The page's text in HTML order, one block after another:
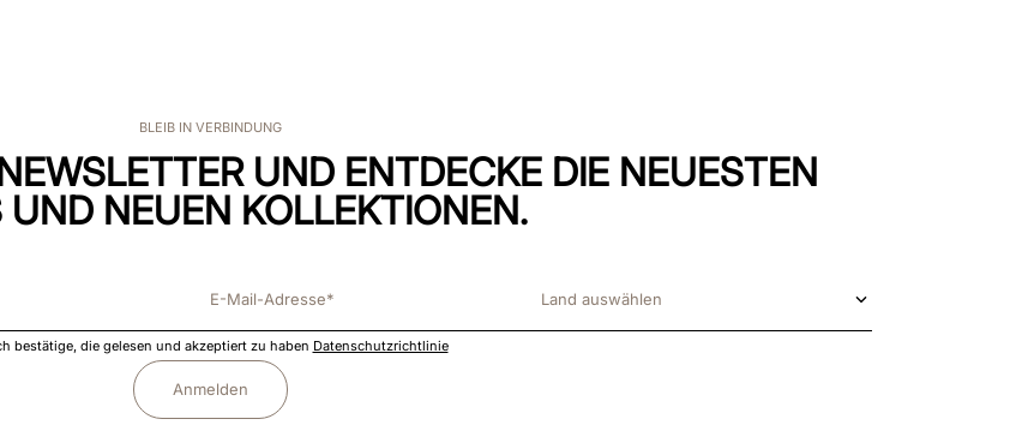
BLEIB IN VERBINDUNG
UND ENTDECKE DIE NEUESTEN
UND NEUEN KOLLEKTIONEN.
Land auswählen
bestätige, die gelesen und akzeptiert zu haben Datenschutzrichtlinie
Anmelden